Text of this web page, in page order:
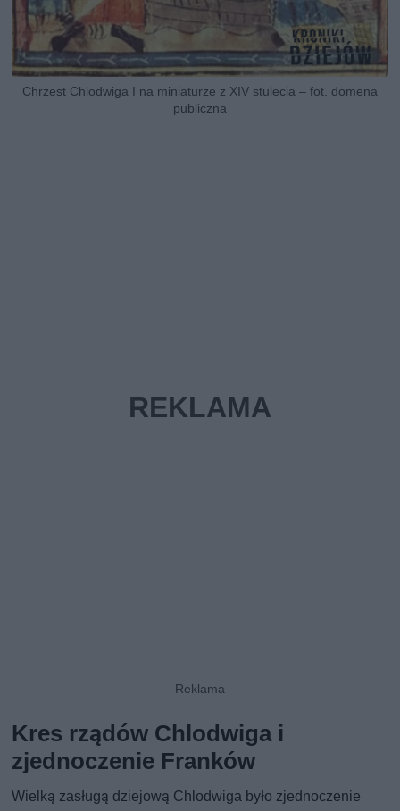
Chrzest Chlodwiga I na miniaturze z XIV stulecia – fot. domena
publiczna
Kres rządów Chlodwiga i
zjednoczenie Franków
Wielką zasługą dziejową Chlodwiga było zjednoczenie